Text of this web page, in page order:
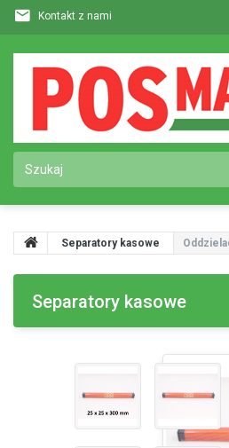
Kontakt z nami
Separatory kasowe
Separatory kasowe